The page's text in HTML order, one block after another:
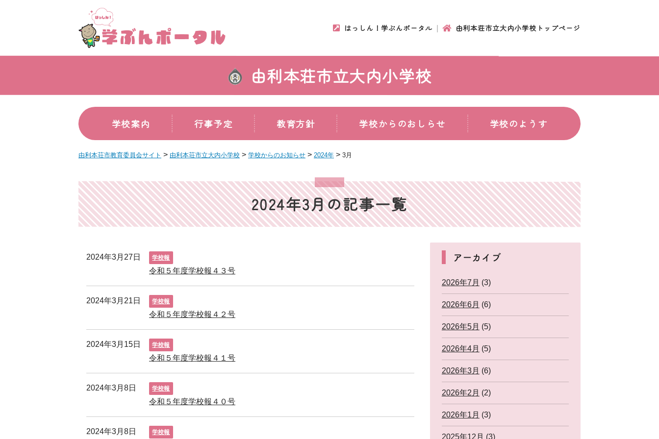
はっしん！学ぶんポータル 由利本荘市立大内小学校トップページ
由利本荘市立大内小学校
学校案内 行事予定 教育方針 学校からのおしらせ 学校のようす
由利本荘市教育委員会サイト > 由利本荘市立大内小学校 > 学校からのお知らせ > 2024年 > 3月
2024年3月の記事一覧
2024年3月27日 学校報
令和５年度学校報４３号
2024年3月21日 学校報
令和５年度学校報４２号
2024年3月15日 学校報
令和５年度学校報４１号
2024年3月8日 学校報
令和５年度学校報４０号
2024年3月8日 学校報
アーカイブ
2026年7月 (3)
2026年6月 (6)
2026年5月 (5)
2026年4月 (5)
2026年3月 (6)
2026年2月 (2)
2026年1月 (3)
2025年12月 (3)